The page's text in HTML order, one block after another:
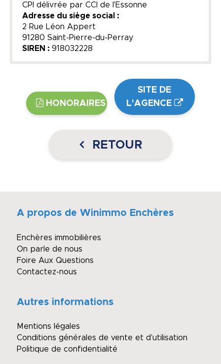
CPI délivrée par CCI de l'Essonne
Adresse du siège social :
2 Rue Léon Appert
91280 Saint-Pierre-du-Perray
SIREN : 918032228
HONORAIRES
SITE DE
L'AGENCE
RETOUR
A propos de Winimmo Enchères
Enchères immobilières
On parle de nous
Foire Aux Questions
Contactez-nous
Autres informations
Mentions légales
Conditions générales de vente et d’utilisation
Politique de confidentialité